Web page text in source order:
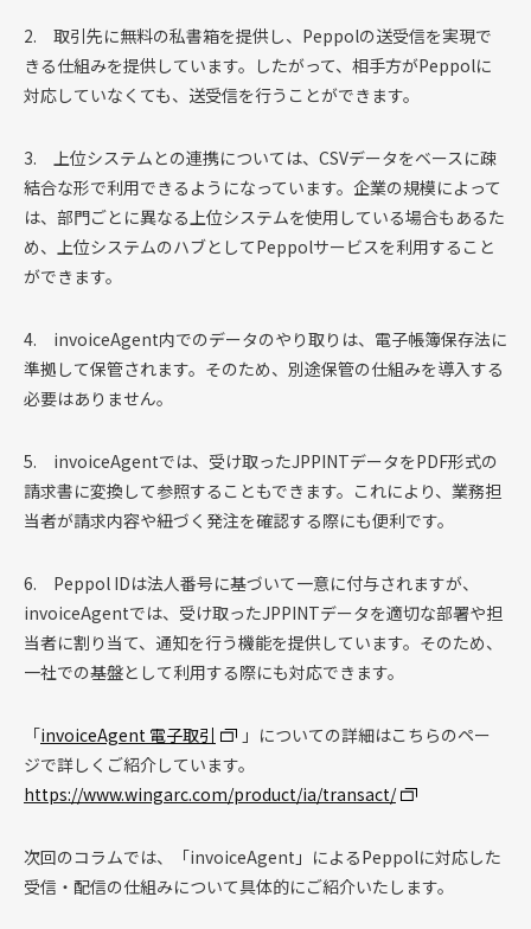
2. 取引先に無料の私書箱を提供し、Peppolの送受信を実現で
きる仕組みを提供しています。したがって、相手方がPeppolに
対応していなくても、送受信を行うことができます。
3. 上位システムとの連携については、CSVデータをベースに疎
結合な形で利用できるようになっています。企業の規模によって
は、部門ごとに異なる上位システムを使用している場合もあるた
め、上位システムのハブとしてPeppolサービスを利用すること
ができます。
4. invoiceAgent内でのデータのやり取りは、電子帳簿保存法に
準拠して保管されます。そのため、別途保管の仕組みを導入する
必要はありません。
5. invoiceAgentでは、受け取ったJPPINTデータをPDF形式の
請求書に変換して参照することもできます。これにより、業務担
当者が請求内容や紐づく発注を確認する際にも便利です。
6. Peppol IDは法人番号に基づいて一意に付与されますが、
invoiceAgentでは、受け取ったJPPINTデータを適切な部署や担
当者に割り当て、通知を行う機能を提供しています。そのため、
一社での基盤として利用する際にも対応できます。
「invoiceAgent 電子取引
」についての詳細はこちらのペー
ジで詳しくご紹介しています。
https://www.wingarc.com/product/ia/transact/
次回のコラムでは、「invoiceAgent」によるPeppolに対応した
受信・配信の仕組みについて具体的にご紹介いたします。